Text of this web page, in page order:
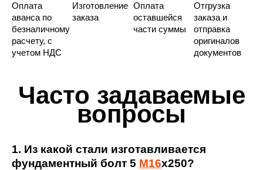
Оплата
аванса по
безналичному
расчету, с
учетом НДС
Изготовление
заказа
Оплата
оставшейся
части суммы
Отгрузка
заказа и
отправка
оригиналов
документов
Часто задаваемые
вопросы
1. Из какой стали изготавливается
фундаментный болт 5 М16х250?